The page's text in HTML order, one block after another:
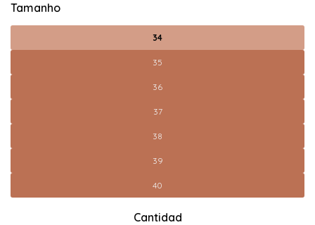
Tamanho
34
35
36
37
38
39
40
Cantidad